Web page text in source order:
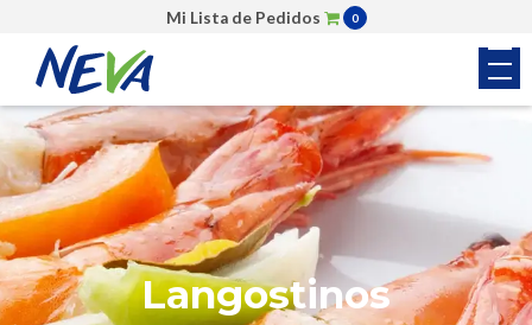
Mi Lista de Pedidos 0
Langostinos
Colas de Camarón